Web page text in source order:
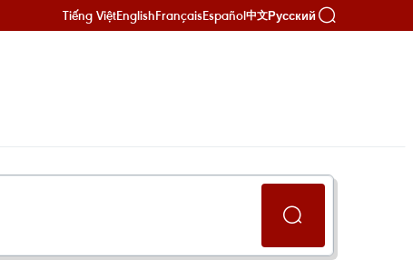
Tiếng ViệtEnglishFrançaisEspañol中文Русский